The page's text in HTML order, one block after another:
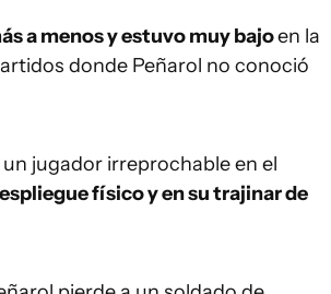
a menos y estuvo muy bajoen la
donde Peñarol no conoció
jugador irreprochable en el
físico y en su trajinar de